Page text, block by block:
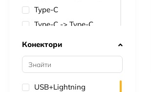
WUW
OTG INKAX
No brand
Borofone
Type-C
Type-C -> Type-C
3.5mm -> Lightning
USB -> Type-C
Конектори
USB+Lightning